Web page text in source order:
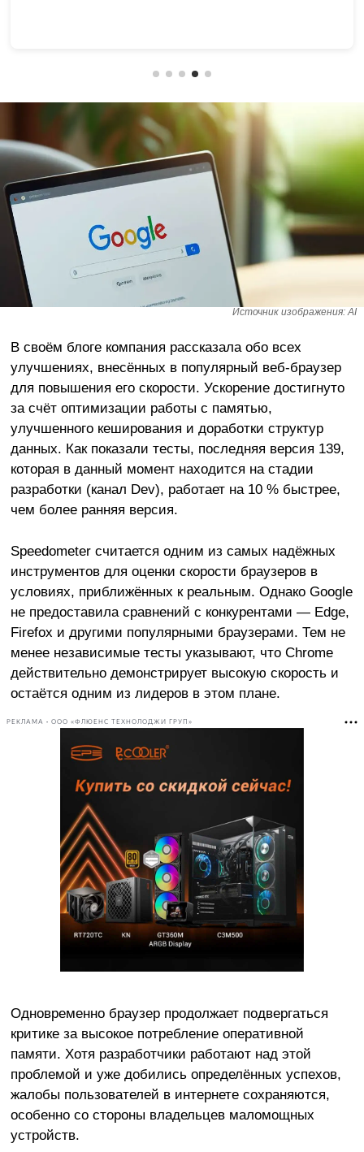
Источник изображения: AI
В своём блоге компания рассказала обо всех
улучшениях, внесённых в популярный веб-браузер
для повышения его скорости. Ускорение достигнуто
за счёт оптимизации работы с памятью,
улучшенного кеширования и доработки структур
данных. Как показали тесты, последняя версия 139,
которая в данный момент находится на стадии
разработки (канал Dev), работает на 10 % быстрее,
чем более ранняя версия.
Speedometer считается одним из самых надёжных
инструментов для оценки скорости браузеров в
условиях, приближённых к реальным. Однако Google
не предоставила сравнений с конкурентами — Edge,
Firefox и другими популярными браузерами. Тем не
менее независимые тесты указывают, что Chrome
действительно демонстрирует высокую скорость и
остаётся одним из лидеров в этом плане.
РЕКЛАМА • ООО «ФЛЮЕНС ТЕХНОЛОДЖИ ГРУП»
Одновременно браузер продолжает подвергаться
критике за высокое потребление оперативной
памяти. Хотя разработчики работают над этой
проблемой и уже добились определённых успехов,
жалобы пользователей в интернете сохраняются,
особенно со стороны владельцев маломощных
устройств.